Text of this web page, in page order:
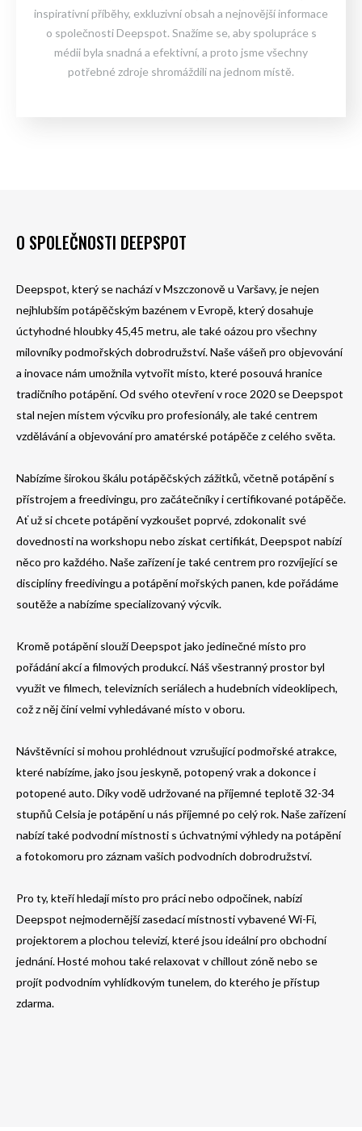
inspirativní příběhy, exkluzivní obsah a nejnovější informace
o společnosti Deepspot. Snažíme se, aby spolupráce s
médii byla snadná a efektivní, a proto jsme všechny
potřebné zdroje shromáždili na jednom místě.
O SPOLEČNOSTI DEEPSPOT
Deepspot, který se nachází v Mszczonově u Varšavy, je nejen
nejhlubším potápěčským bazénem v Evropě, který dosahuje
úctyhodné hloubky 45,45 metru, ale také oázou pro všechny
milovníky podmořských dobrodružství. Naše vášeň pro objevování
a inovace nám umožnila vytvořit místo, které posouvá hranice
tradičního potápění. Od svého otevření v roce 2020 se Deepspot
stal nejen místem výcviku pro profesionály, ale také centrem
vzdělávání a objevování pro amatérské potápěče z celého světa.
Nabízíme širokou škálu potápěčských zážitků, včetně potápění s
přístrojem a freedivingu, pro začátečníky i certifikované potápěče.
Ať už si chcete potápění vyzkoušet poprvé, zdokonalit své
dovednosti na workshopu nebo získat certifikát, Deepspot nabízí
něco pro každého. Naše zařízení je také centrem pro rozvíjející se
disciplíny freedivingu a potápění mořských panen, kde pořádáme
soutěže a nabízíme specializovaný výcvik.
Kromě potápění slouží Deepspot jako jedinečné místo pro
pořádání akcí a filmových produkcí. Náš všestranný prostor byl
využit ve filmech, televizních seriálech a hudebních videoklipech,
což z něj činí velmi vyhledávané místo v oboru.
Návštěvníci si mohou prohlédnout vzrušující podmořské atrakce,
které nabízíme, jako jsou jeskyně, potopený vrak a dokonce i
potopené auto. Díky vodě udržované na příjemné teplotě 32-34
stupňů Celsia je potápění u nás příjemné po celý rok. Naše zařízení
nabízí také podvodní místnosti s úchvatnými výhledy na potápění
a fotokomoru pro záznam vašich podvodních dobrodružství.
Pro ty, kteří hledají místo pro práci nebo odpočinek, nabízí
Deepspot nejmodernější zasedací místnosti vybavené Wi-Fi,
projektorem a plochou televizí, které jsou ideální pro obchodní
jednání. Hosté mohou také relaxovat v chillout zóně nebo se
projít podvodním vyhlídkovým tunelem, do kterého je přístup
zdarma.